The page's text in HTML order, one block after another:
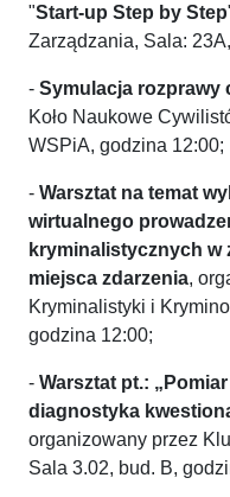
"Start-up Step by Step
Zarządzania, Sala:
- Symulacja rozprawy
Koło Naukowe
WSPiA, godzina 12:00;
- Warsztat na temat
wirtualnego
kryminalistycznych w
miejsca zdarzenia,
Kryminalistyki i
godzina 12:00;
- Warsztat pt.:
diagnostyka
organizowany przez
Sala 3.02, bud. B,